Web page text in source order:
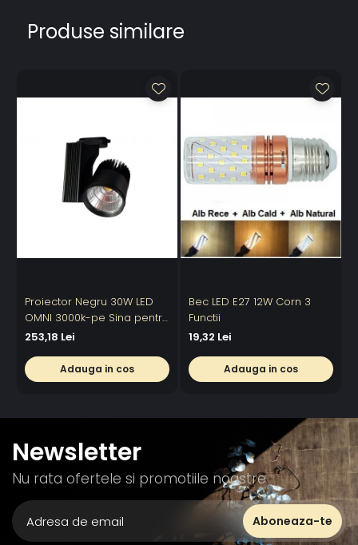
Produse similare
Proiector Negru 30W LED
OMNI 3000k-pe Sina pentru
Display Magazin
253,18 Lei
Adauga in cos
Bec LED E27 12W Corn 3
Functii
19,32 Lei
Adauga in cos
Newsletter
Nu rata ofertele si promotiile noastre